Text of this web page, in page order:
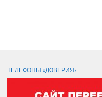
ТЕЛЕФОНЫ «ДОВЕРИЯ»